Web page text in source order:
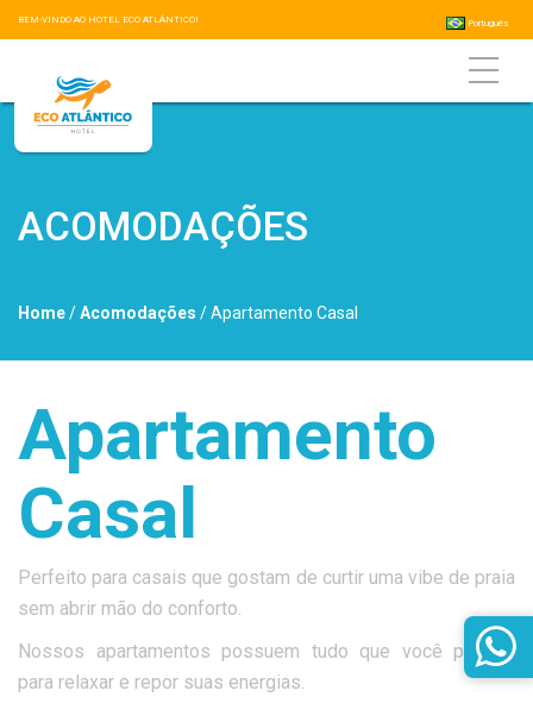
BEM-VINDO AO HOTEL ECO ATLÂNTICO! Português
ACOMODAÇÕES
Home/Acomodações / Apartamento Casal
Apartamento
Casal
Perfeito para casais que gostam de curtir uma vibe de praia
sem abrir mão do conforto.
Nossos apartamentos possuem tudo que você precisa
para relaxar e repor suas energias.